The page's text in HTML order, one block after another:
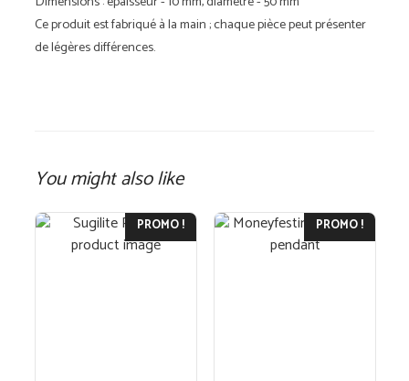
Ce produit est fabriqué à la main ; chaque pièce peut présenter
de légères différences.
You might also like
PROMO ! PROMO !